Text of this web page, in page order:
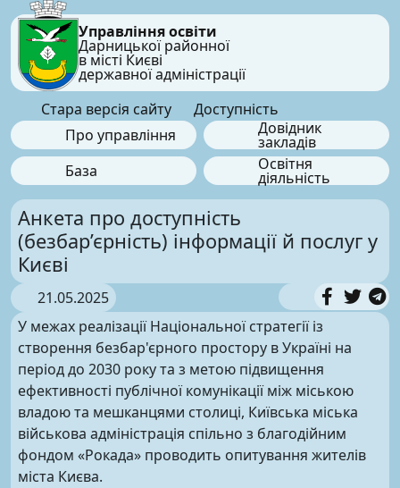
Управління освіти
Дарницької районної
в місті Києві
державної адміністрації
Стара версія сайту
Доступність
Про управління
Довідник
закладів
База
Освітня
діяльність
Анкета про доступність
(безбар’єрність) інформації й послуг у
Києві
21.05.2025
У межах реалізації Національної стратегії із
створення безбар'єрного простору в Україні на
період до 2030 року та з метою підвищення
ефективності публічної комунікації між міською
владою та мешканцями столиці, Київська міська
військова адміністрація спільно з благодійним
фондом «Рокада» проводить опитування жителів
міста Києва.